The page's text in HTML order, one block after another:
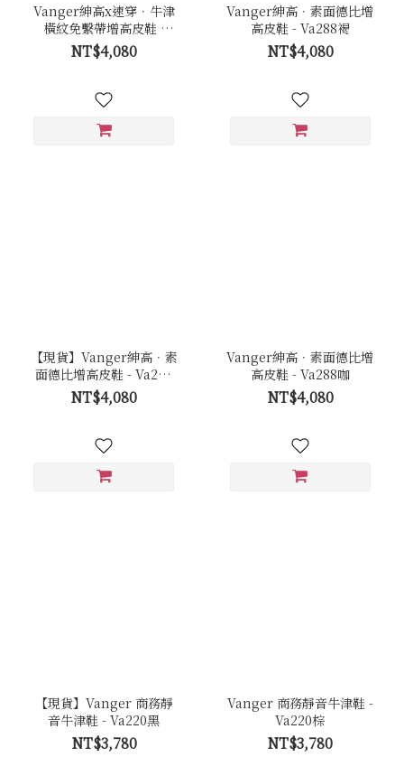
Vanger紳高x速穿．牛津
橫紋免繫帶增高皮鞋 -
Va289咖
NT$4,080
Vanger紳高．素面德比增
高皮鞋 - Va288褐
NT$4,080
【現貨】Vanger紳高．素
面德比增高皮鞋 - Va288
黑
NT$4,080
Vanger紳高．素面德比增
高皮鞋 - Va288咖
NT$4,080
【現貨】Vanger 商務靜
音牛津鞋 - Va220黑
NT$3,780
Vanger 商務靜音牛津鞋 -
Va220棕
NT$3,780